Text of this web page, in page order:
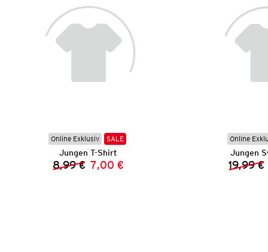
Online Exklusiv SALE
Jungen T-Shirt
Vorheriger Preis:
8,99 € Neuer Preis:
7,00 €
Online
Jungen
19,99 €